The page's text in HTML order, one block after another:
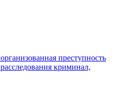
организованная преступность
расследования криминал,